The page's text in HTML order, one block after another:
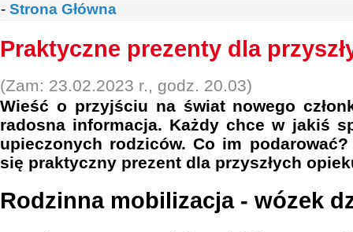
- Strona Główna
Praktyczne prezenty dla
(Zam: 23.02.2023 r., godz. 20.03)
Wieść o przyjściu na świat nowego
radosna informacja. Każdy chce w jakiś
upieczonych rodziców. Co im podarować?
się praktyczny prezent dla przyszłych
Rodzinna mobilizacja - wózek